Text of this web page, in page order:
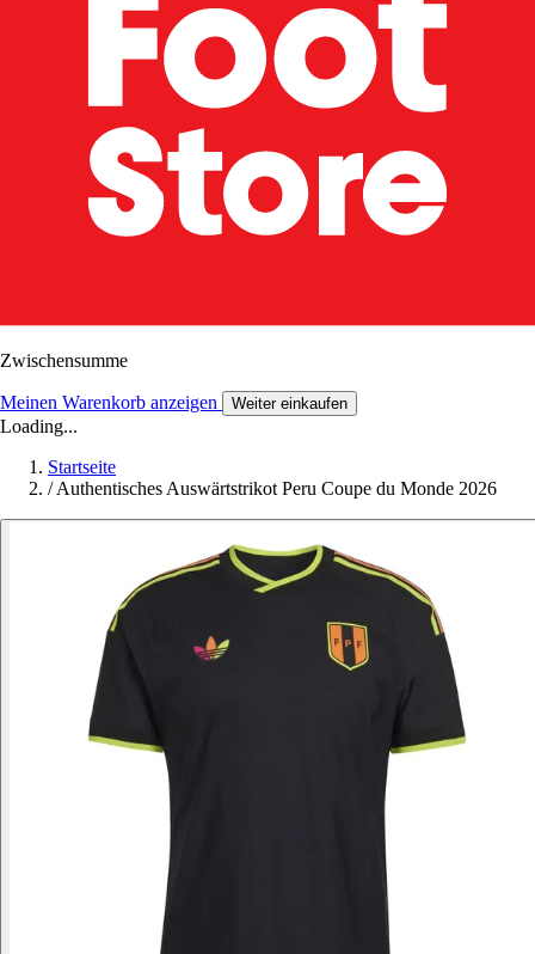
Zwischensumme
Meinen Warenkorb anzeigen Weiter einkaufen
Loading...
Startseite
/ Authentisches Auswärtstrikot Peru Coupe du Monde 2026